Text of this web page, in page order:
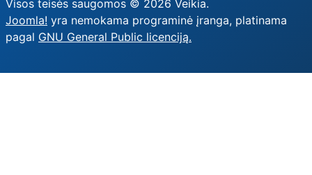
Visos teisės saugomos © 2026 Veikia.
Joomla! yra nemokama programinė įranga, platinama
pagal GNU General Public licenciją.